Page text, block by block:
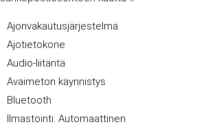
Ajonvakautusjärjestelmä
Ajotietokone
Audio-liitäntä
Avaimeton käynnistys
Bluetooth
Ilmastointi: Automaattinen